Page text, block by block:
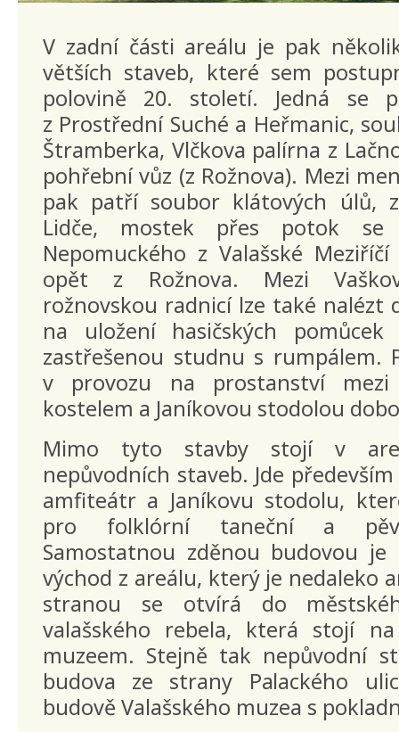
V zadní části areálu je pak
větších staveb, které sem
polovině 20. století. Jedná se
z Prostřední Suché a Heřmanic,
Štramberka, Vlčkova palírna z
pohřební vůz (z Rožnova). Mezi
pak patří soubor klátových úlů,
Lidče, mostek přes potok se
Nepomuckého z Valašské
opět z Rožnova. Mezi
rožnovskou radnicí lze také nalézt
na uložení hasičských
zastřešenou studnu s rumpálem.
v provozu na prostanství mezi
kostelem a Janíkovou stodolou
Mimo tyto stavby stojí v
nepůvodních staveb. Jde
amfiteátr a Janíkovu stodolu,
pro folklórní taneční a
Samostatnou zděnou budovou je
východ z areálu, který je nedaleko
stranou se otvírá do
valašského rebela, která stojí
muzeem. Stejně tak nepůvodní
budova ze strany Palackého
budově Valašského muzea s